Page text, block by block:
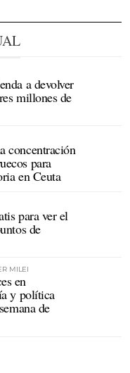
a devolver
millones de
concentración
para
en Ceuta
para ver el
de
MILEI
en
y política
de